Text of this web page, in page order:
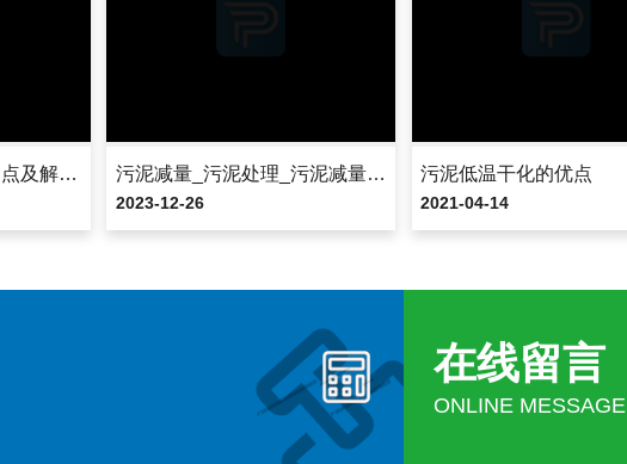
造纸厂污泥脱水处理痛点及解决方案 污泥减量_污泥处理_污泥减量化大泥减量化处理？
2023-12-26
污泥低温干化的优点
2021-04-14
在线留言
ONLINE MESSAGE